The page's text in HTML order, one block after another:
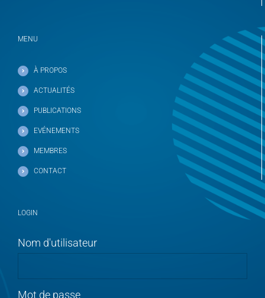
MENU
À PROPOS
ACTUALITÉS
PUBLICATIONS
EVÉNEMENTS
MEMBRES
CONTACT
LOGIN
Nom d'utilisateur
Mot de passe